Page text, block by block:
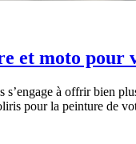
et moto pour
à offrir bien
pour la peinture de